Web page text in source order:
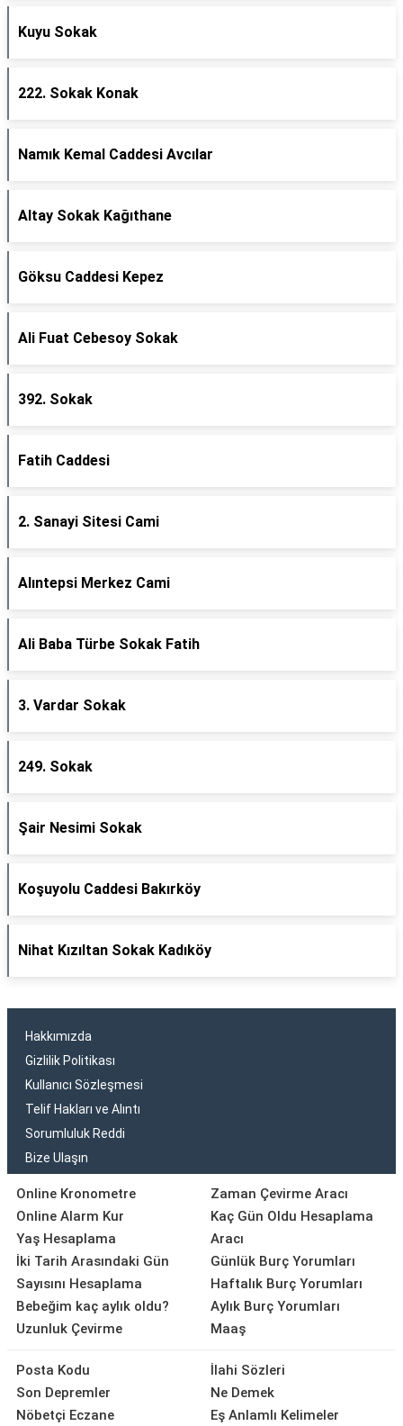
Kuyu Sokak
222. Sokak Konak
Namık Kemal Caddesi Avcılar
Altay Sokak Kağıthane
Göksu Caddesi Kepez
Ali Fuat Cebesoy Sokak
392. Sokak
Fatih Caddesi
2. Sanayi Sitesi Cami
Alıntepsi Merkez Cami
Ali Baba Türbe Sokak Fatih
3. Vardar Sokak
249. Sokak
Şair Nesimi Sokak
Koşuyolu Caddesi Bakırköy
Nihat Kızıltan Sokak Kadıköy
Hakkımızda
Gizlilik Politikası
Kullanıcı Sözleşmesi
Telif Hakları ve Alıntı
Sorumluluk Reddi
Bize Ulaşın
Online Kronometre
Online Alarm Kur
Yaş Hesaplama
İki Tarih Arasındaki Gün
Sayısını Hesaplama
Bebeğim kaç aylık oldu?
Uzunluk Çevirme
Zaman Çevirme Aracı
Kaç Gün Oldu Hesaplama
Aracı
Günlük Burç Yorumları
Haftalık Burç Yorumları
Aylık Burç Yorumları
Maaş
Posta Kodu
Son Depremler
Nöbetçi Eczane
İlahi Sözleri
Ne Demek
Eş Anlamlı Kelimeler